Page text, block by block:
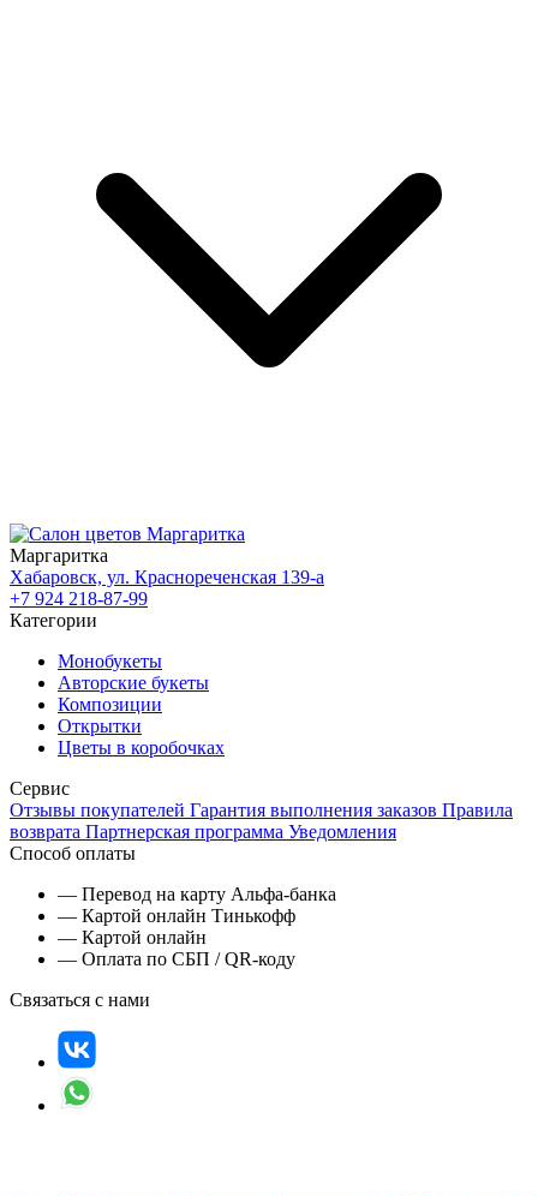
Маргаритка
Хабаровск, ул. Краснореченская 139-а
+7 924 218-87-99
Категории
Монобукеты
Авторские букеты
Композиции
Открытки
Цветы в коробочках
Сервис
Отзывы покупателей Гарантия выполнения заказов Правила
возврата Партнерская программа Уведомления
Способ оплаты
— Перевод на карту Альфа-банка
— Картой онлайн Тинькофф
— Картой онлайн
— Оплата по СБП / QR-коду
Связаться с нами